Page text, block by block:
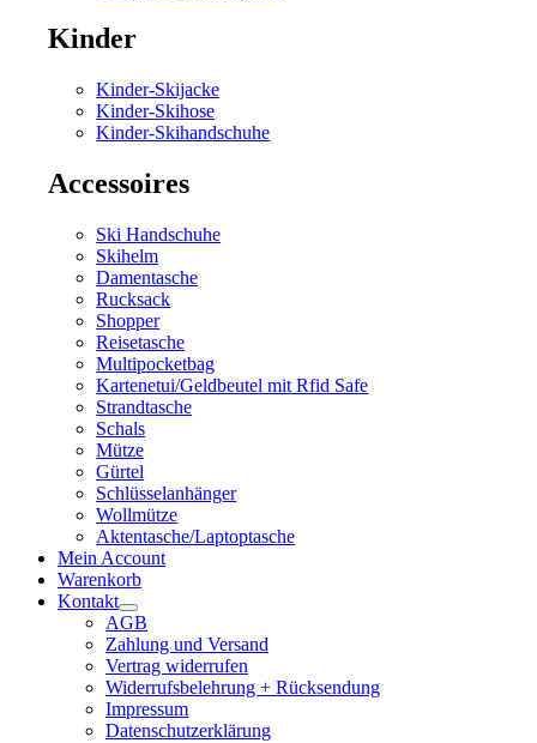
Kinder
Kinder-Skijacke
Kinder-Skihose
Kinder-Skihandschuhe
Accessoires
Ski Handschuhe
Skihelm
Damentasche
Rucksack
Shopper
Reisetasche
Multipocketbag
Kartenetui/Geldbeutel mit Rfid Safe
Strandtasche
Schals
Mütze
Gürtel
Schlüsselanhänger
Wollmütze
Aktentasche/Laptoptasche
Mein Account
Warenkorb
Kontakt
AGB
Zahlung und Versand
Vertrag widerrufen
Widerrufsbelehrung + Rücksendung
Impressum
Datenschutzerklärung